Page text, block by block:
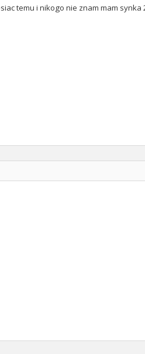
temu i nikogo nie znam mam